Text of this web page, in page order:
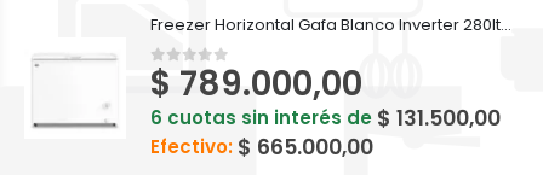
Freezer Horizontal Gafa Blanco Inverter 280lts FGHI300B-L
0out of 5
$ 789.000,00
6 cuotas sin interés de $ 131.500,00
Efectivo: $ 665.000,00